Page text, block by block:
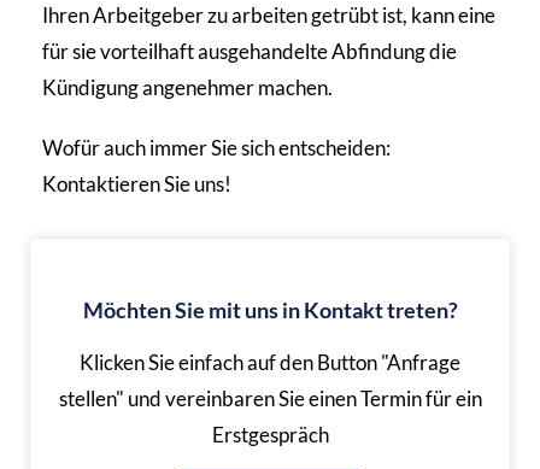
Ihren Arbeitgeber zu arbeiten getrübt ist, kann eine
für sie vorteilhaft ausgehandelte Abfindung die
Kündigung angenehmer machen.
Wofür auch immer Sie sich entscheiden:
Kontaktieren Sie uns!
Möchten Sie mit uns in Kontakt treten?
Klicken Sie einfach auf den Button "Anfrage
stellen" und vereinbaren Sie einen Termin für ein
Erstgespräch